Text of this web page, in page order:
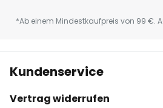
*Ab einem Mindestkaufpreis von 99 €.
Kundenservice
Vertrag widerrufen